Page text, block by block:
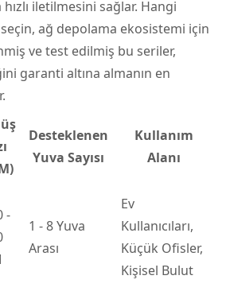
iletilmesini sağlar. Hangi
ağ depolama ekosistemi için
ve test edilmiş bu seriler,
garanti altına almanın en
Desteklenen
Yuva Sayısı
Kullanım
Alanı
-
1 - 8 Yuva
Arası
Ev
Kullanıcıları,
Küçük Ofisler,
Kişisel Bulut